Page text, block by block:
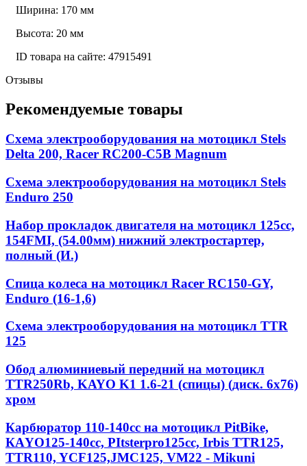
Ширина: 170 мм
Высота: 20 мм
ID товара на сайте: 47915491
Отзывы
Рекомендуемые товары
Схема электрооборудования на мотоцикл Stels
Delta 200, Racer RC200-C5B Magnum
Схема электрооборудования на мотоцикл Stels
Enduro 250
Набор прокладок двигателя на мотоцикл 125cc,
154FMI, (54.00мм) нижний электростартер,
полный (И.)
Спица колеса на мотоцикл Racer RC150-GY,
Enduro (16-1,6)
Схема электрооборудования на мотоцикл TTR
125
Обод алюминиевый передний на мотоцикл
TTR250Rb, KAYO K1 1.6-21 (спицы) (диск. 6x76)
хром
Карбюратор 110-140cc на мотоцикл PitBike,
КАYО125-140сс, РItstеrрrо125сс, Irbis TTR125,
TTR110, YCF125,JMC125, VM22 - Mikuni